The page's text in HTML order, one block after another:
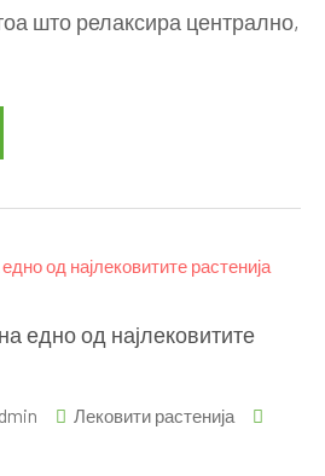
што релаксира централно,
едно од најлековитите
Лековити растенија